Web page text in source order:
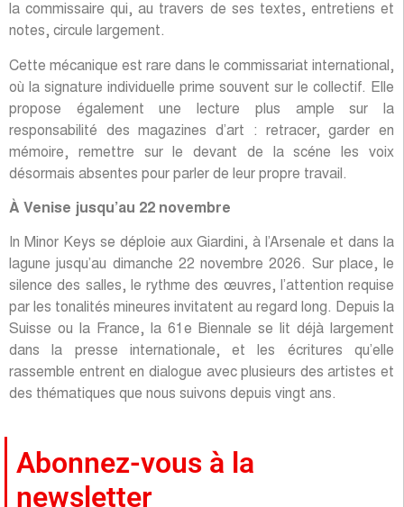
la commissaire qui, au travers de ses textes, entretiens et
notes, circule largement.
Cette mécanique est rare dans le commissariat international,
où la signature individuelle prime souvent sur le collectif. Elle
propose également une lecture plus ample sur la
responsabilité des magazines d’art : retracer, garder en
mémoire, remettre sur le devant de la scéne les voix
désormais absentes pour parler de leur propre travail.
À Venise jusqu’au 22 novembre
In Minor Keys se déploie aux Giardini, à l’Arsenale et dans la
lagune jusqu’au dimanche 22 novembre 2026. Sur place, le
silence des salles, le rythme des œuvres, l’attention requise
par les tonalités mineures invitatent au regard long. Depuis la
Suisse ou la France, la 61e Biennale se lit déjà largement
dans la presse internationale, et les écritures qu’elle
rassemble entrent en dialogue avec plusieurs des artistes et
des thématiques que nous suivons depuis vingt ans.
Abonnez-vous à la
newsletter